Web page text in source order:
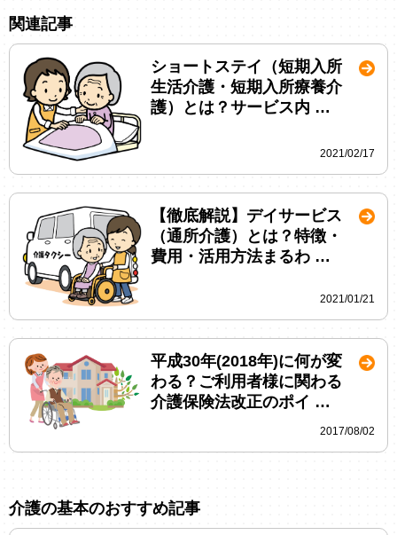
関連記事
ショートステイ（短期入所
生活介護・短期入所療養介
護）とは？サービス内 …
2021/02/17
【徹底解説】デイサービス
（通所介護）とは？特徴・
費用・活用方法まるわ …
2021/01/21
平成30年(2018年)に何が変
わる？ご利用者様に関わる
介護保険法改正のポイ …
2017/08/02
介護の基本のおすすめ記事